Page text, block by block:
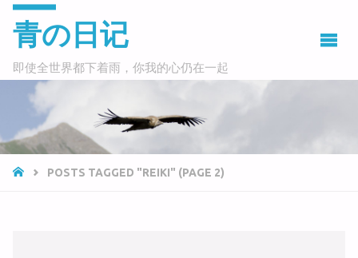
青の日记
即使全世界都下着雨，你我的心仍在一起
HOMEPOSTS TAGGED "REIKI" (PAGE 2)